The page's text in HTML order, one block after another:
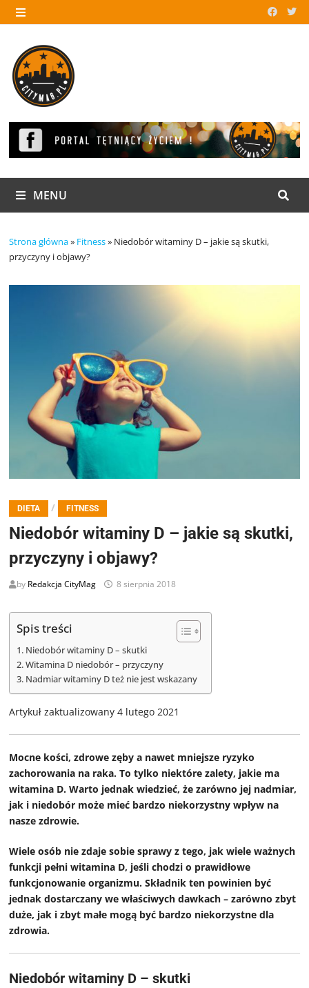
Skip
to
MENU
MENU
Strona główna» Fitness» Niedobór witaminy D – jakie są skutki,
przyczyny i objawy?
DIETA / FITNESS
Niedobór witaminy D – jakie są skutki,
przyczyny i objawy?
by Redakcja CityMag 8 sierpnia 2018
Spis treści
Niedobór witaminy D – skutki
Witamina D niedobór – przyczyny
Nadmiar witaminy D też nie jest wskazany
Artykuł zaktualizowany 4 lutego 2021
Mocne kości, zdrowe zęby a nawet mniejsze ryzyko
zachorowania na raka. To tylko niektóre zalety, jakie ma
witamina D. Warto jednak wiedzieć, że zarówno jej nadmiar,
jak i niedobór może mieć bardzo niekorzystny wpływ na
nasze zdrowie.
Wiele osób nie zdaje sobie sprawy z tego, jak wiele ważnych
funkcji pełni witamina D, jeśli chodzi o prawidłowe
funkcjonowanie organizmu. Składnik ten powinien być
jednak dostarczany we właściwych dawkach – zarówno zbyt
duże, jak i zbyt małe mogą być bardzo niekorzystne dla
zdrowia.
Niedobór witaminy D – skutki